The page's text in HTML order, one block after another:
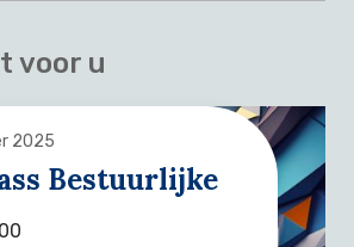
voor u
2025
Bestuurlijke